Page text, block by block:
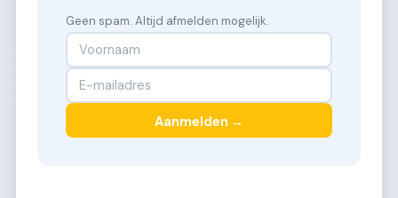
Geen spam. Altijd afmelden mogelijk.
Aanmelden →